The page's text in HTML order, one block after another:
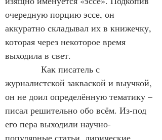
очередную порцию эссе, он
аккуратно складывал их в книжечку,
которая через некоторое время
выходила в свет.
Как писатель с
журналистской закваской и выучкой,
он не доил определённую тематику –
писал решительно обо всём. Из-под
его пера выходили научно-
популярные статьи, лирические